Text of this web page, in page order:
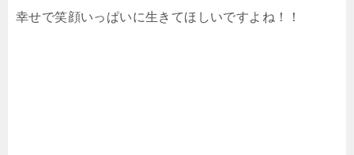
幸せで笑顔いっぱいに生きてほしいですよね！！